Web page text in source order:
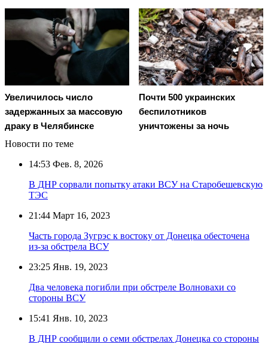
Увеличилось число
задержанных за массовую
драку в Челябинске
Почти 500 украинских
беспилотников
уничтожены за ночь
Новости по теме
14:53 Фев. 8, 2026
В ДНР сорвали попытку атаки ВСУ на Старобешевскую
ТЭС
21:44 Март 16, 2023
Часть города Зугрэс к востоку от Донецка обесточена
из-за обстрела ВСУ
23:25 Янв. 19, 2023
Два человека погибли при обстреле Волновахи со
стороны ВСУ
15:41 Янв. 10, 2023
В ДНР сообщили о семи обстрелах Донецка со стороны